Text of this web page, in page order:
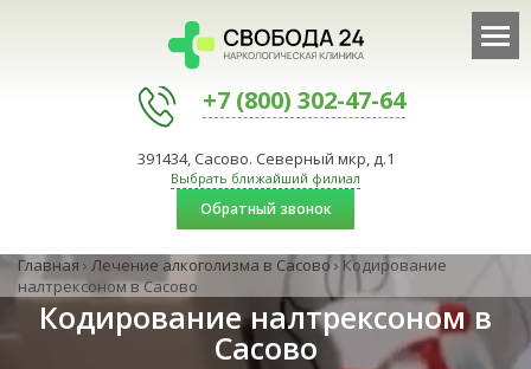
+7 (800) 302-47-64
391434, Сасово. Северный мкр, д.1
Выбрать ближайший филиал
Обратный звонок
Главная › Лечение алкоголизма в Сасово› Кодирование
налтрексоном в Сасово
Кодирование налтрексоном в
Сасово